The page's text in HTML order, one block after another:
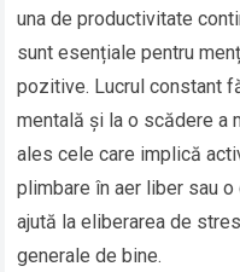
una de productivitate
sunt esențiale pentru
pozitive. Lucrul constant
mentală și la o scădere a
ales cele care implică
plimbare în aer liber sau
ajută la eliberarea de
generale de bine.